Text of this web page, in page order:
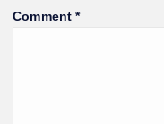
Comment*